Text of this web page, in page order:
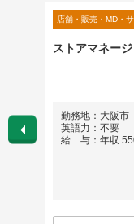
店舗・販売・MD・
ストアマネー
勤務地：大阪市
英語力：不要
給 与：年収